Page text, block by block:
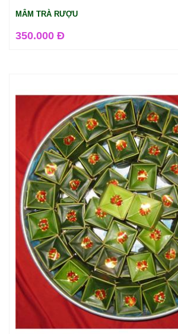
MÂM TRÀ RƯỢU
350.000 Đ